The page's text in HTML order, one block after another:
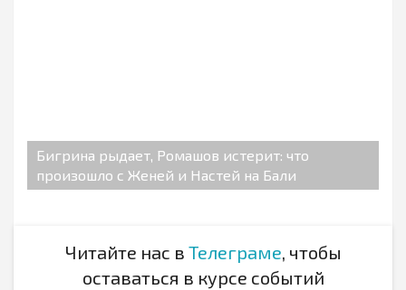
Бигрина рыдает, Ромашов истерит: что
произошло с Женей и Настей на Бали
Читайте нас в Телеграме, чтобы
оставаться в курсе событий